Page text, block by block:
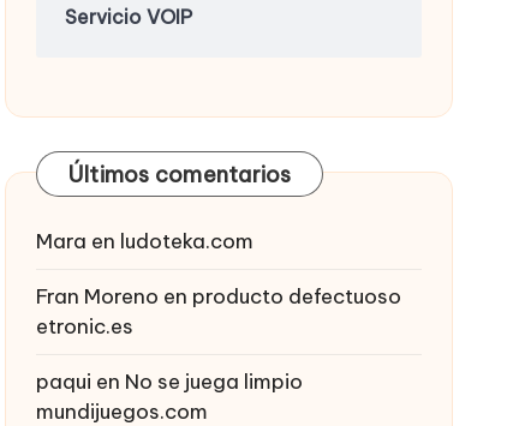
Servicio VOIP
Últimos comentarios
Mara en ludoteka.com
Fran Moreno en producto defectuoso
etronic.es
paqui en No se juega limpio
mundijuegos.com